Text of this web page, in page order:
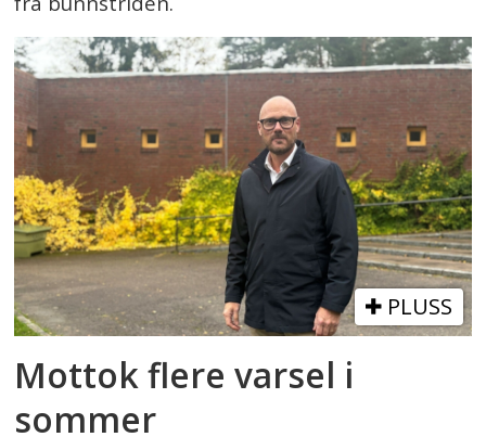
PLUSS
Mottok flere varsel i
sommer